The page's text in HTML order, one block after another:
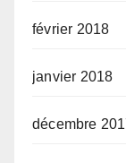
février 2018
janvier 2018
décembre